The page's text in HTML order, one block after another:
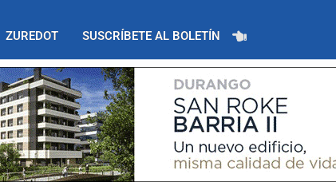
ZUREDOT SUSCRÍBETE AL BOLETÍN